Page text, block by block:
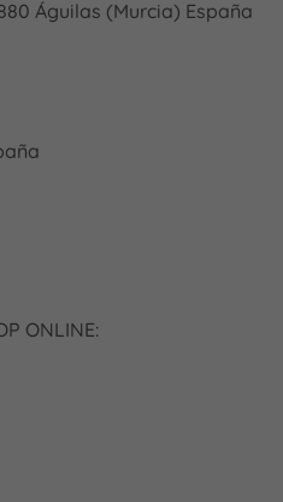
Águilas (Murcia) España
ONLINE: